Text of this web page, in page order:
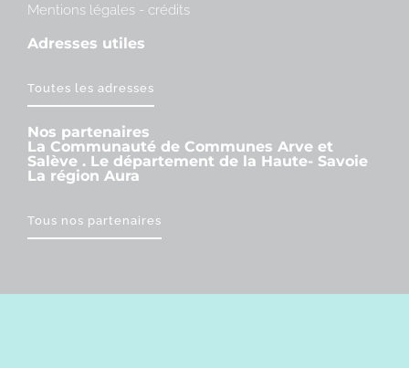
Mentions légales - crédits
Adresses utiles
Toutes les adresses
Nos partenaires
La Communauté de Communes Arve et
Salève . Le département de la Haute- Savoie
La région Aura
Tous nos partenaires